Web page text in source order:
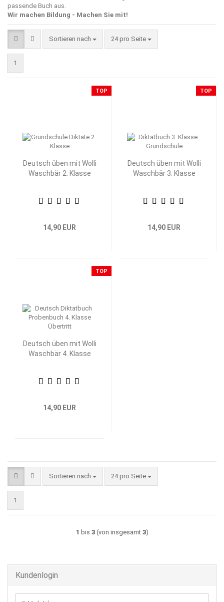
passende Buch aus.
Wir machen Bildung - Machen Sie mit!
Sortieren nach
Sortieren nach 24 pro Seite
pro Seite
1
TOP
Deutsch üben mit Wolli
Waschbär 2. Klasse
14,90 EUR
TOP
Deutsch üben mit Wolli
Waschbär 3. Klasse
14,90 EUR
TOP
Deutsch üben mit Wolli
Waschbär 4. Klasse
14,90 EUR
Sortieren nach
Sortieren nach 24 pro Seite
pro Seite
1
1 bis 3(von insgesamt 3)
Kundenlogin